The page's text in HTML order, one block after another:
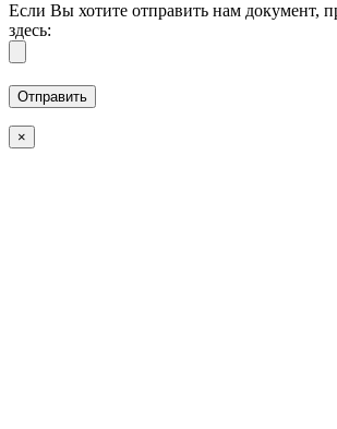
Если Вы хотите отправить нам документ,
здесь:
×